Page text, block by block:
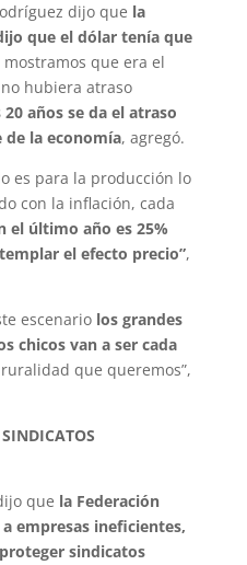
dijo que la
que el dólar tenía que
que era el
hubiera atraso
años se da el atraso
de la economía, agregó.
es para la producción lo
con la inflación, cada
el último año es 25%
el efecto precio”,
escenario los grandes
chicos van a ser cada
ruralidad que queremos”,
que la Federación
empresas ineficientes,
sindicatos